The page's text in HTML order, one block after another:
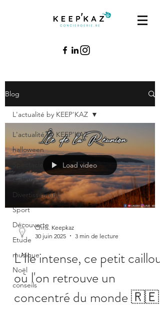
Blog
L'actualité by KEEP'KAZ
halloween
Spectacle
Culture
Divertissement
Sport
Découverte
Etude
musique
Noël
conseils
L'actualité by KEEP'KAZ
Load video
Chris. Keepkaz
30 juin 2025
3 min de lecture
L’Ile intense, ce petit caillou
où l'on retrouve un
concentré du monde 🇷🇪